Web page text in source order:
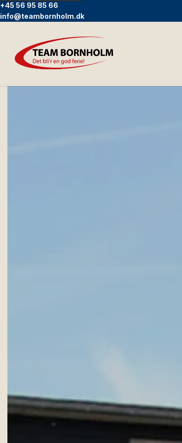
+45 56 95 85 66
info@teambornholm.dk